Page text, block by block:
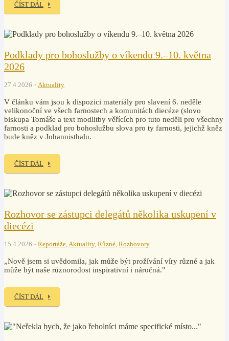
ČÍST DÁL
Podklady pro bohoslužby o víkendu 9.–10. května
2026
27.4.2026 Aktuality
V článku vám jsou k dispozici materiály pro slavení 6. neděle
velikonoční ve všech farnostech a komunitách diecéze (slovo
biskupa Tomáše a text modlitby věřících pro tuto neděli pro všechny
farnosti a podklad pro bohoslužbu slova pro ty farnosti, jejichž kněz
bude kněz v Johannisthalu.
ČÍST DÁL
Rozhovor se zástupci delegátů několika uskupení v
diecézi
15.4.2026 Reportáže,Aktuality, Různé, Rozhovory
„Nově jsem si uvědomila, jak může být prožívání víry různé a jak
může být naše různorodost inspirativní i náročná."
ČÍST DÁL